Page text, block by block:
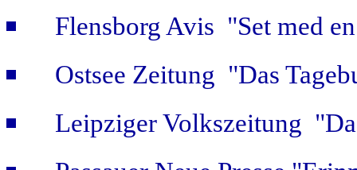
Flensborg Avis "Set med
Ostsee Zeitung "Das
Leipziger Volkszeitung